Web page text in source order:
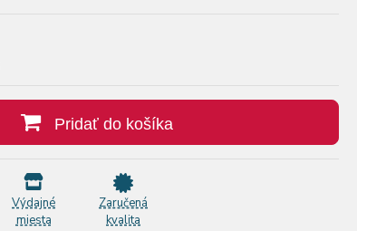
Pridať do košíka
Výdajné
miesta
Zaručená
kvalita